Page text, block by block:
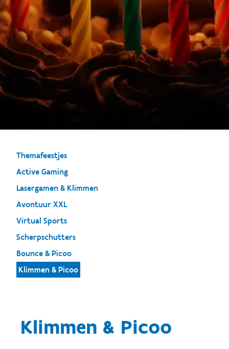
Themafeestjes
Active Gaming
Lasergamen & Klimmen
Avontuur XXL
Virtual Sports
Scherpschutters
Bounce & Picoo
Klimmen & Picoo
Klimmen & Picoo